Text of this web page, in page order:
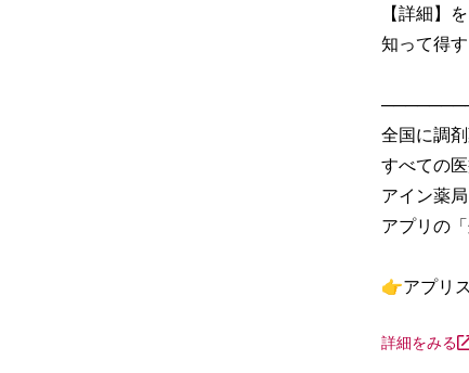
【詳細】
知って得
全国に調
すべての
アイン薬
アプリの
👉アプリ
詳細をみる